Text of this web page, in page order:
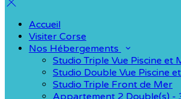
Accueil
Visiter Corse
Nos Hébergements
Studio Triple Vue Piscine et
Studio Double Vue Piscine
Studio Triple Front de Mer
Appartement 2 Double(s) -